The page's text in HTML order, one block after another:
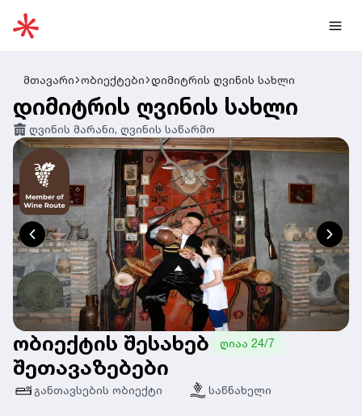
მთავარი ობიექტები დიმიტრის ღვინის სახლი
დიმიტრის ღვინის სახლი
ღვინის მარანი, ღვინის საწარმო
ობიექტის შესახებ ღიაა 24/7
შეთავაზებები
განთავსების ობიექტი საწნახელი